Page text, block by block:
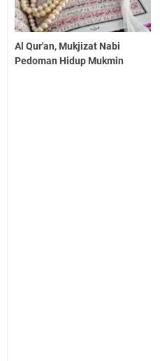
Al Qur'an, Mukjizat Nabi
Pedoman Hidup Mukmin